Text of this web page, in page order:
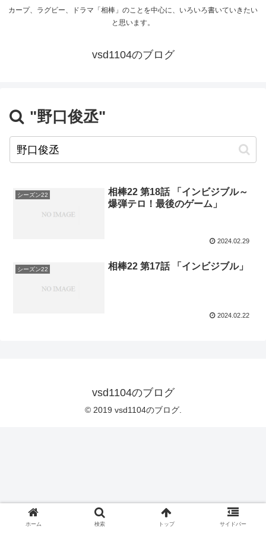
カープ、ラグビー、ドラマ「相棒」のことを中心に、いろいろ書いていきたい
と思います。
vsd1104のブログ
"野口俊丞"
シーズン22
相棒22 第18話 「インビジブル～
爆弾テロ！最後のゲーム」
2024.02.29
シーズン22 相棒22 第17話 「インビジブル」
2024.02.22
vsd1104のブログ
© 2019 vsd1104のブログ.
ホーム 検索 トップ サイドバー